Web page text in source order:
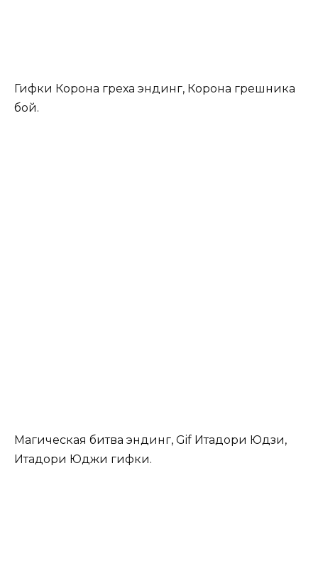
Гифки Корона греха эндинг, Корона грешника
бой.
Магическая битва эндинг, Gif Итадори Юдзи,
Итадори Юджи гифки.